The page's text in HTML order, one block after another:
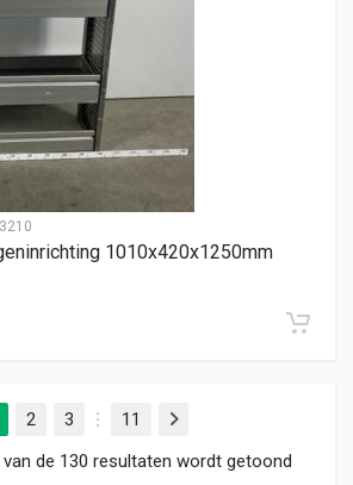
1010x420x1250mm
2 3
…
11
Volgende
de 130 resultaten wordt getoond